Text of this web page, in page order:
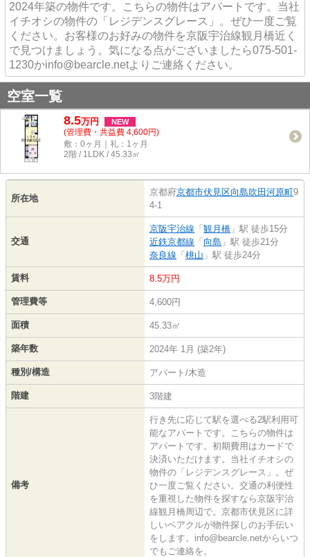
2024年築の物件です。こちらの物件はアパートです。当社
イチオシの物件の「レジデンスグレース」。ぜひ一度ご覧
ください。お客様のお好みの物件を京阪宇治線観月橋近く
で見つけましょう。気になる点がございましたら075-501-
1230かinfo@bearcle.netよりご連絡ください。
空室一覧
8.5万円 NEW
(管理費・共益費 4,600円)
敷：0ヶ月｜礼：1ヶ月
2階 / 1LDK / 45.33㎡
所在地
京都府京都市伏見区向島吹田河原町9
4-1
交通
京阪宇治線 「 観月橋 」駅 徒歩15分
近鉄京都線 「 向島 」駅 徒歩21分
奈良線 「 桃山 」駅 徒歩24分
賃料 8.5万円
管理費等 4,600円
面積 45.33㎡
築年数 2024年 1月 (築2年)
種別/構造 アパート/木造
階建 3階建
備考
行き先に応じて駅を選べる2駅利用可
能なアパートです。こちらの物件は
アパートです。初期費用はカードで
決済いただけます。当社イチオシの
物件の「レジデンスグレース」。ぜ
ひ一度ご覧ください。交通の利便性
を重視した物件を探すなら京阪宇治
線観月橋周辺で。京都市伏見区に詳
しいベアクルが物件探しのお手伝い
をします。info@bearcle.netからいつ
でもご連絡を。